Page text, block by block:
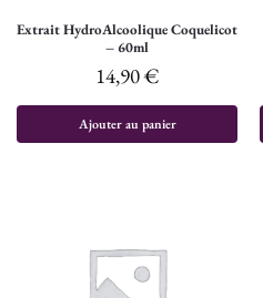
Extrait HydroAlcoolique Coquelicot
– 60ml
14,90€
Ajouter au panier